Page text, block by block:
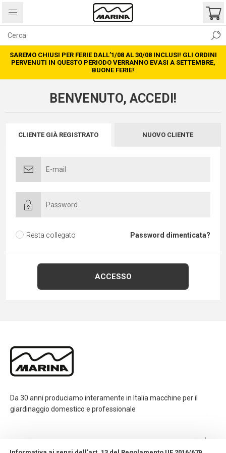
SAREMO CHIUSI PER FERIE DALL’1/08 AL 30/08 INCLUSI! GLI ORDINI
PERVENUTI IN QUESTO PERIODO VERRANNO EVASI A SETTEMBRE,
BUONE FERIE!
BENVENUTO, ACCEDI!
CLIENTE GIÀ REGISTRATO NUOVO CLIENTE
Resta collegato Password dimenticata?
Da 30 anni produciamo interamente in Italia macchine per il
giardinaggio domestico e professionale